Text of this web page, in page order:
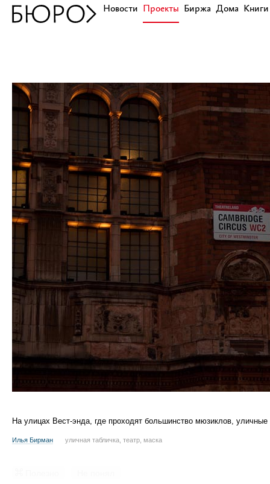
Новости Проекты Биржа Дома Книги
На улицах Вест-энда, где проходят большинство мюзиклов,
Илья Бирман уличная табличка, театр, маска